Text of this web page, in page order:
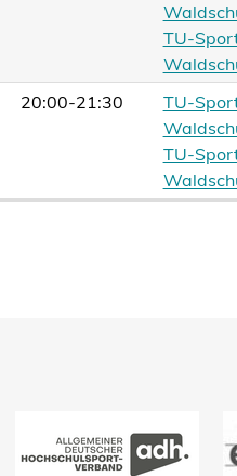
TU-
20:00-21:30
TU-
TU-